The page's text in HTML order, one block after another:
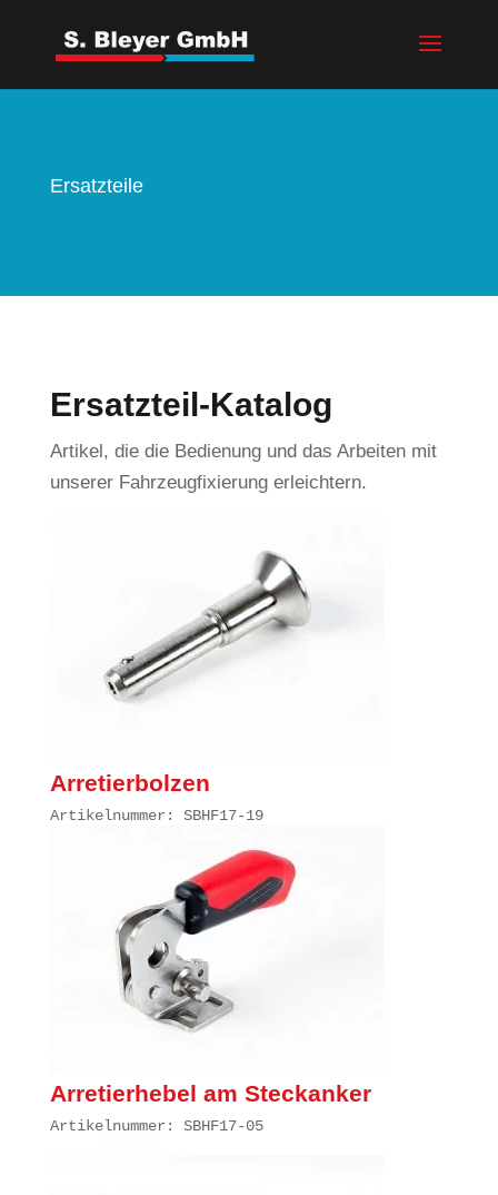
Ersatzteile
Ersatzteil-Katalog
Artikel, die die Bedienung und das Arbeiten mit
unserer Fahrzeugfixierung erleichtern.
Arretierbolzen
Artikelnummer: SBHF17-19
Arretierhebel am Steckanker
Artikelnummer: SBHF17-05